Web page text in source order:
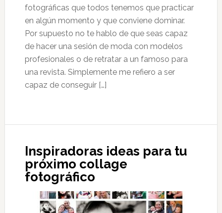
fotográficas que todos tenemos que practicar
en algún momento y que conviene dominar.
Por supuesto no te hablo de que seas capaz
de hacer una sesión de moda con modelos
profesionales o de retratar a un famoso para
una revista. Simplemente me refiero a ser
capaz de conseguir […]
Inspiradoras ideas para tu
próximo collage
fotográfico